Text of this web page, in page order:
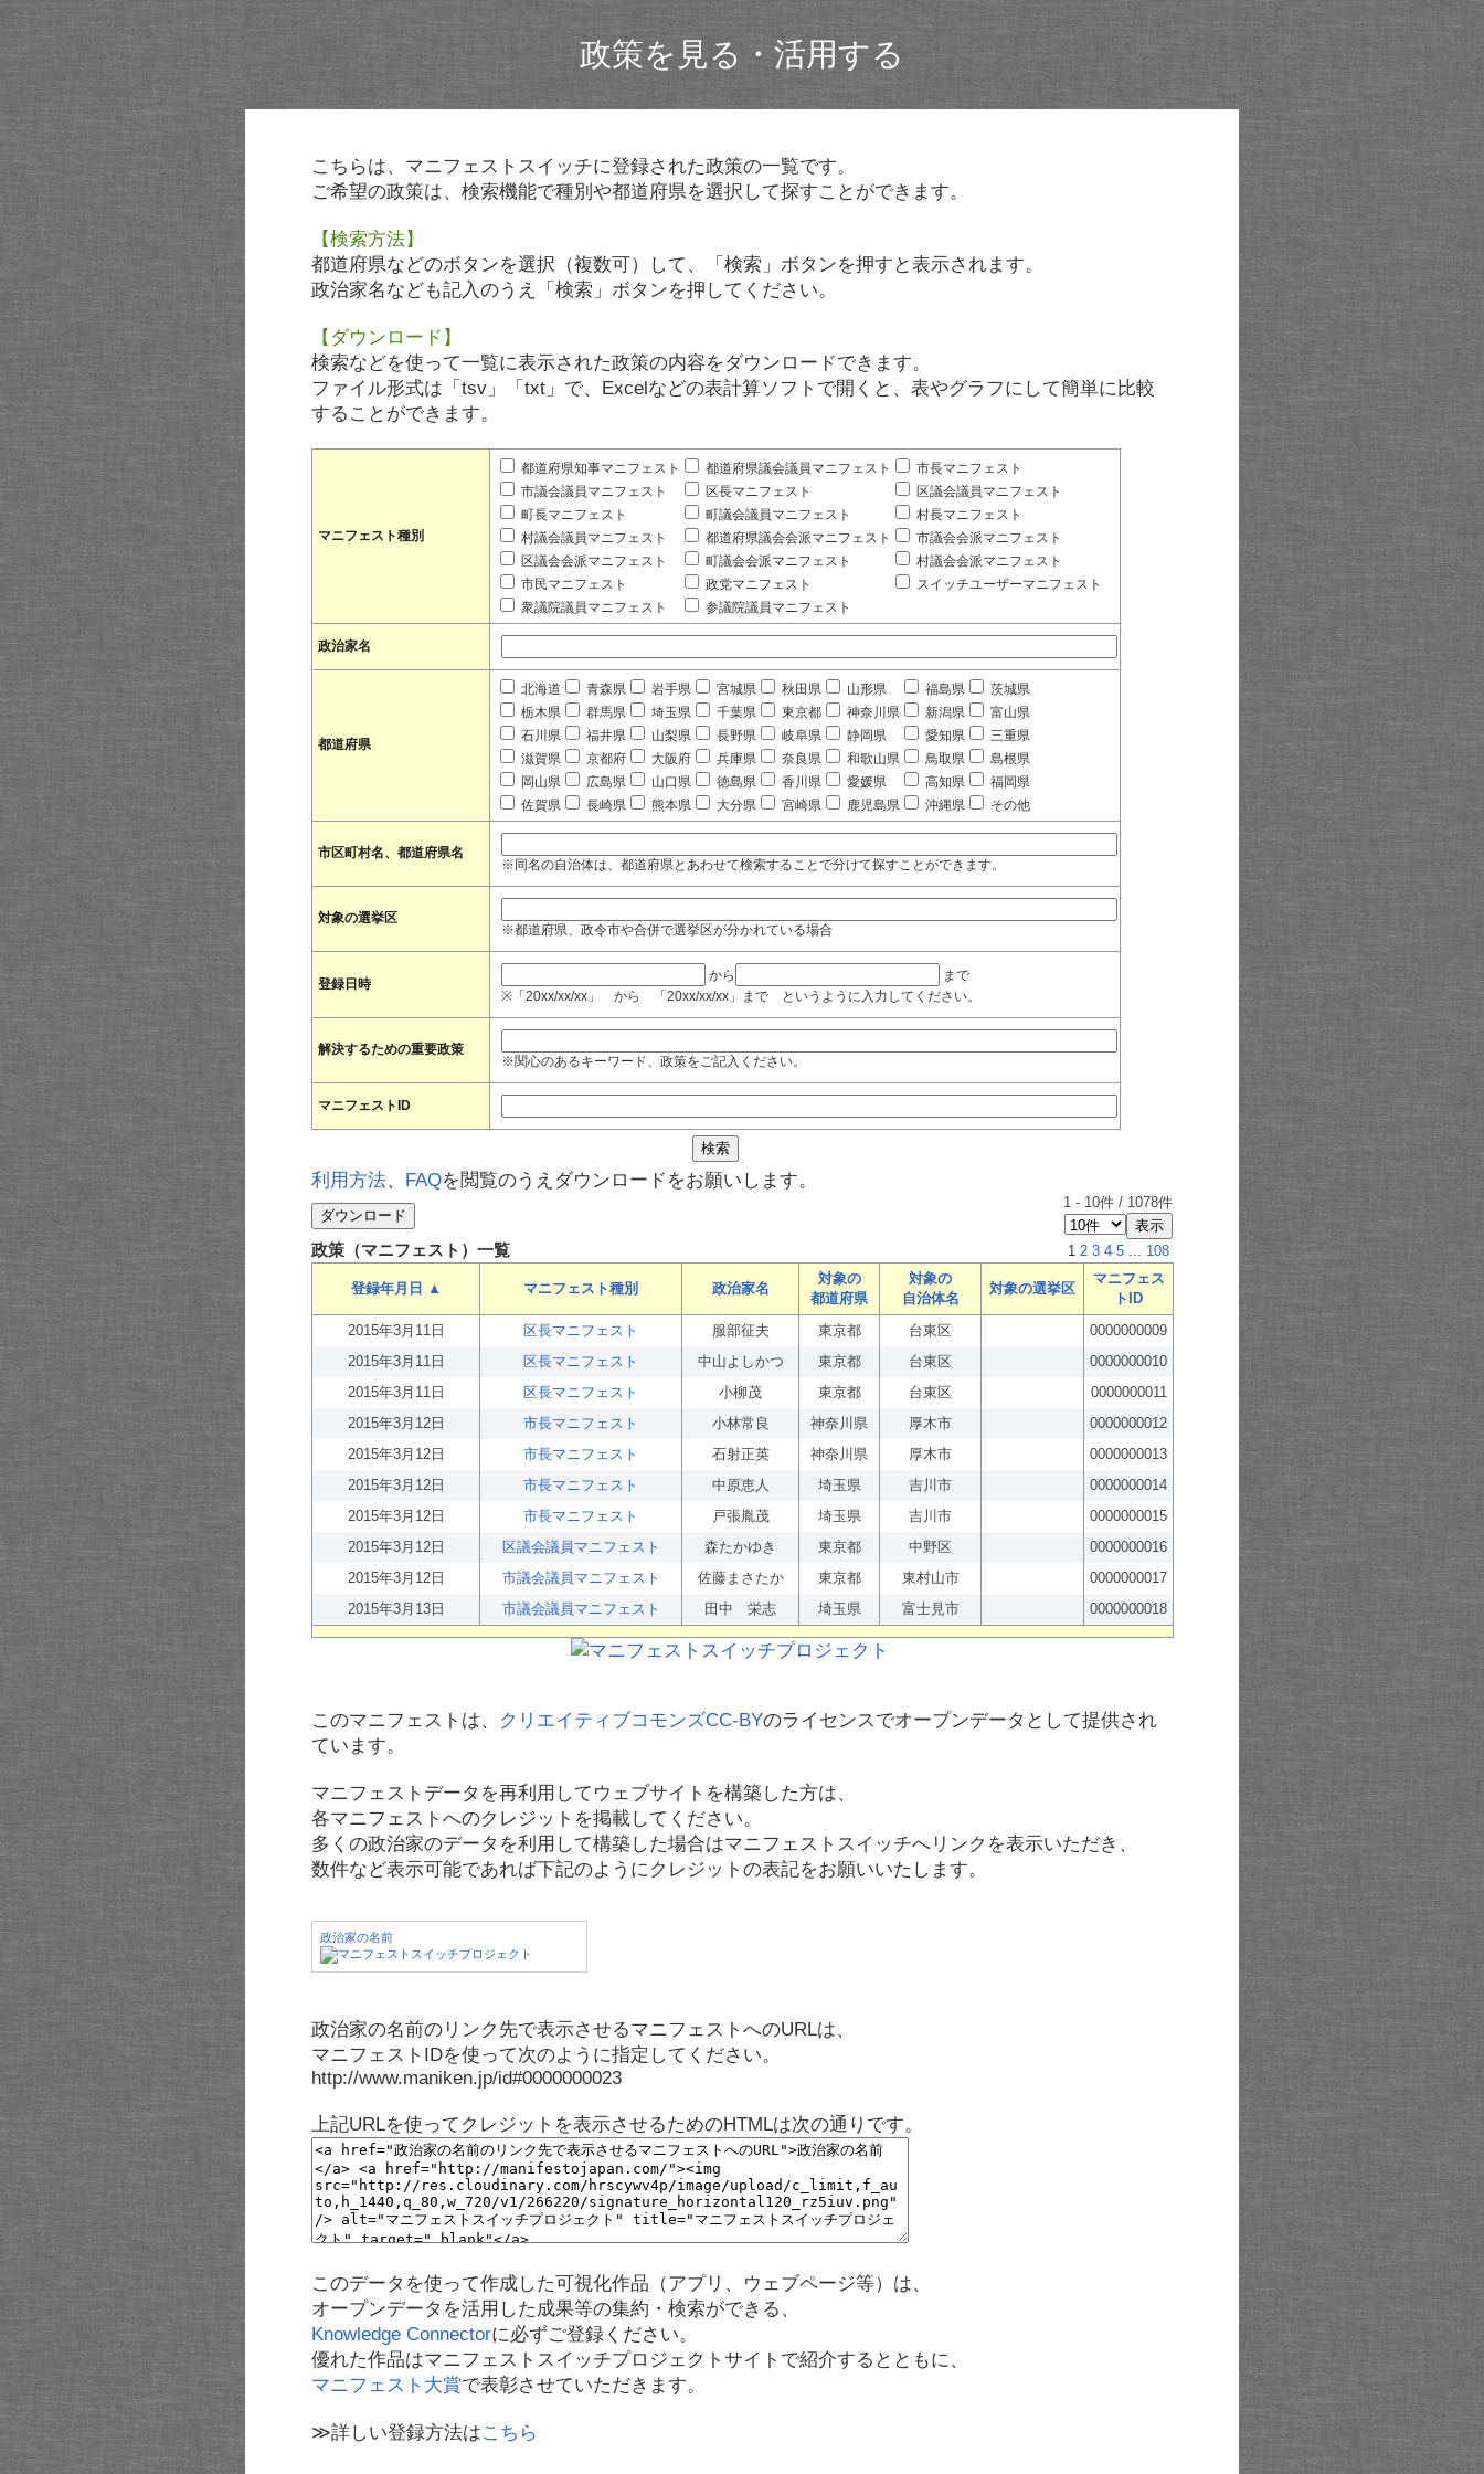
政策を見る・活用する
こちらは、マニフェストスイッチに登録された政策の一覧です。
ご希望の政策は、検索機能で種別や都道府県を選択して探すことができます。
【検索方法】
都道府県などのボタンを選択（複数可）して、「検索」ボタンを押すと表示されます。
政治家名なども記入のうえ「検索」ボタンを押してください。
【ダウンロード】
検索などを使って一覧に表示された政策の内容をダウンロードできます。
ファイル形式は「tsv」「txt」で、Excelなどの表計算ソフトで開くと、表やグラフにして簡単に比較
することができます。
マニフェスト種別
都道府県知事マニフェスト 都道府県議会議員マニフェスト
市長マニフェスト
市議会議員マニフェスト
区長マニフェスト
区議会議員マニフェスト
町長マニフェスト
町議会議員マニフェスト
村長マニフェスト
村議会議員マニフェスト
都道府県議会会派マニフェスト
市議会会派マニフェスト
区議会会派マニフェスト
町議会会派マニフェスト
村議会会派マニフェスト
市民マニフェスト
政党マニフェスト
スイッチユーザーマニフェスト
衆議院議員マニフェスト
参議院議員マニフェスト
政治家名
都道府県
北海道 青森県 岩手県 宮城県 秋田県 山形県 福島県
茨城県
栃木県
群馬県 埼玉県 千葉県 東京都 神奈川県 新潟県
富山県
石川県
福井県 山梨県 長野県 岐阜県 静岡県 愛知県
三重県
滋賀県
京都府 大阪府 兵庫県 奈良県 和歌山県 鳥取県
島根県
岡山県
広島県 山口県 徳島県 香川県 愛媛県 高知県
福岡県
佐賀県
長崎県 熊本県 大分県 宮崎県 鹿児島県 沖縄県 その他
市区町村名、都道府県名
※同名の自治体は、都道府県とあわせて検索することで分けて探すことができます。
対象の選挙区
※都道府県、政令市や合併で選挙区が分かれている場合
登録日時
から
まで
※「20xx/xx/xx」 から 「20xx/xx/xx」まで というように入力してください。
解決するための重要政策
※関心のあるキーワード、政策をご記入ください。
マニフェストID
利用方法、 FAQを閲覧のうえダウンロードをお願いします。
1 - 10件 / 1078件
政策（マニフェスト）一覧 1 2 3 4 5 ... 108
登録年月日 ▲ マニフェスト種別 政治家名
対象の
都道府県
対象の
自治体名
対象の選挙区
マニフェス
トID
2015年3月11日
区長マニフェスト 服部征夫 東京都 台東区
0000000009
2015年3月11日
区長マニフェスト 中山よしかつ 東京都 台東区
0000000010
2015年3月11日
区長マニフェスト 小柳茂 東京都 台東区
0000000011
2015年3月12日
市長マニフェスト 小林常良 神奈川県 厚木市
0000000012
2015年3月12日
市長マニフェスト 石射正英 神奈川県 厚木市
0000000013
2015年3月12日
市長マニフェスト 中原恵人 埼玉県 吉川市
0000000014
2015年3月12日
市長マニフェスト 戸張胤茂 埼玉県 吉川市
0000000015
2015年3月12日
区議会議員マニフェスト 森たかゆき 東京都 中野区
0000000016
2015年3月12日
市議会議員マニフェスト 佐藤まさたか 東京都 東村山市
0000000017
2015年3月13日
市議会議員マニフェスト 田中 栄志 埼玉県 富士見市 0000000018
このマニフェストは、 クリエイティブコモンズCC-BYのライセンスでオープンデータとして提供され
ています。
マニフェストデータを再利用してウェブサイトを構築した方は、
各マニフェストへのクレジットを掲載してください。
多くの政治家のデータを利用して構築した場合はマニフェストスイッチへリンクを表示いただき、
数件など表示可能であれば下記のようにクレジットの表記をお願いいたします。
政治家の名前
政治家の名前のリンク先で表示させるマニフェストへのURLは、
マニフェストIDを使って次のように指定してください。
http://www.maniken.jp/id#0000000023
上記URLを使ってクレジットを表示させるためのHTMLは次の通りです。
このデータを使って作成した可視化作品（アプリ、ウェブページ等）は、
オープンデータを活用した成果等の集約・検索ができる、
Knowledge Connectorに必ずご登録ください。
優れた作品はマニフェストスイッチプロジェクトサイトで紹介するとともに、
マニフェスト大賞で表彰させていただきます。
≫詳しい登録方法はこちら